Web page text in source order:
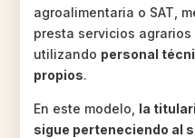
agroalimentaria o SAT,
presta servicios
utilizando personal
propios.
En este modelo, la
sigue perteneciendo al